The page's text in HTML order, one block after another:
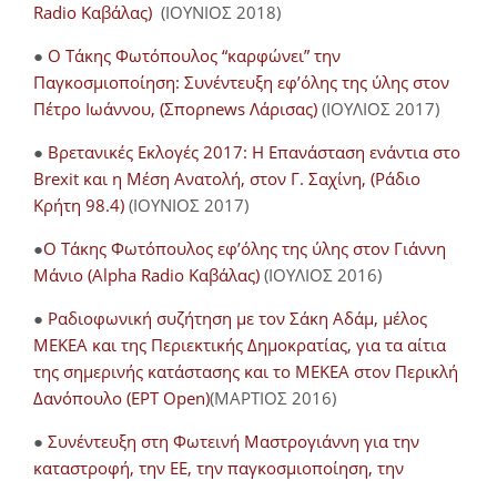
Radio Καβάλας) (ΙΟΥΝΙΟΣ 2018)
● Ο Τάκης Φωτόπουλος “καρφώνει” την
Παγκοσμιοποίηση: Συνέντευξη εφ’όλης της ύλης στον
Πέτρο Ιωάννου, (Σπορnews Λάρισας) (ΙΟΥΛΙΟΣ 2017)
● Βρετανικές Εκλογές 2017: Η Επανάσταση ενάντια στο
Brexit και η Μέση Ανατολή, στον Γ. Σαχίνη, (Ράδιο
Κρήτη 98.4) (ΙΟΥΝΙΟΣ 2017)
●O Τάκης Φωτόπουλος εφ’όλης της ύλης στον Γιάννη
Μάνιο (Alpha Radio Καβάλας) (ΙΟΥΛΙΟΣ 2016)
● Ραδιοφωνική συζήτηση με τον Σάκη Αδάμ, μέλος
ΜΕΚΕΑ και της Περιεκτικής Δημοκρατίας, για τα αίτια
της σημερινής κατάστασης και το ΜΕΚΕΑ στον Περικλή
Δανόπουλο (ΕΡΤ Open)(ΜΑΡΤΙΟΣ 2016)
● Συνέντευξη στη Φωτεινή Μαστρογιάννη για την
καταστροφή, την ΕΕ, την παγκοσμιοποίηση, την